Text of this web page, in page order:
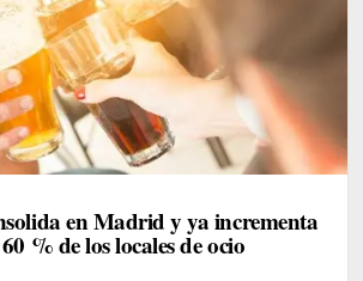
en Madrid y ya incrementa
% de los locales de ocio